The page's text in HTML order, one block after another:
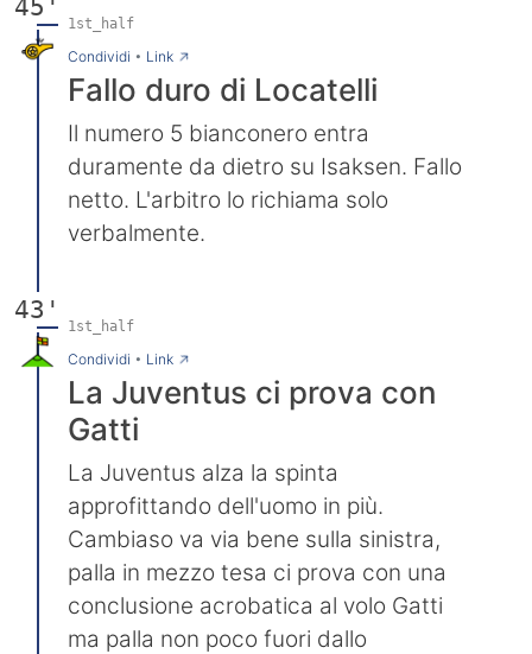
45'
1st_half
Condividi • Link→
Fallo duro di Locatelli
Il numero 5 bianconero entra
duramente da dietro su Isaksen. Fallo
netto. L'arbitro lo richiama solo
verbalmente.
43'
1st_half
Condividi • Link→
La Juventus ci prova con
Gatti
La Juventus alza la spinta
approfittando dell'uomo in più.
Cambiaso va via bene sulla sinistra,
palla in mezzo tesa ci prova con una
conclusione acrobatica al volo Gatti
ma palla non poco fuori dallo